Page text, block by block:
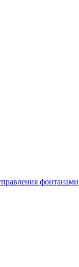
фонтанами